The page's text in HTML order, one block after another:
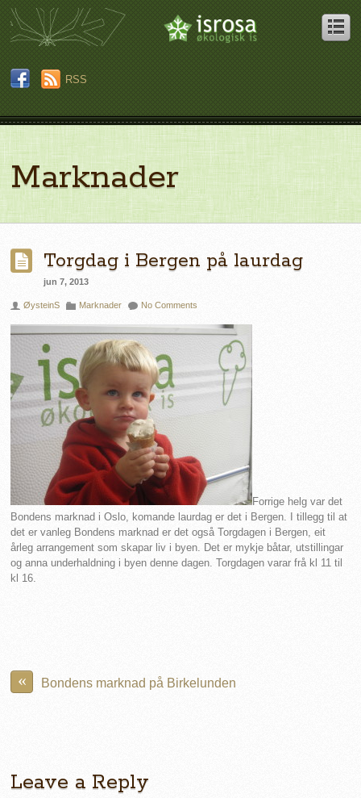
RSS
Marknader
Torgdag i Bergen på laurdag
jun 7, 2013
ØysteinS Marknader No Comments
Forrige helg var det
Bondens marknad i Oslo, komande laurdag er det i Bergen. I tillegg til at
det er vanleg Bondens marknad er det også Torgdagen i Bergen, eit
årleg arrangement som skapar liv i byen. Det er mykje båtar, utstillingar
og anna underhaldning i byen denne dagen. Torgdagen varar frå kl 11 til
kl 16.
« Bondens marknad på Birkelunden
Leave a Reply